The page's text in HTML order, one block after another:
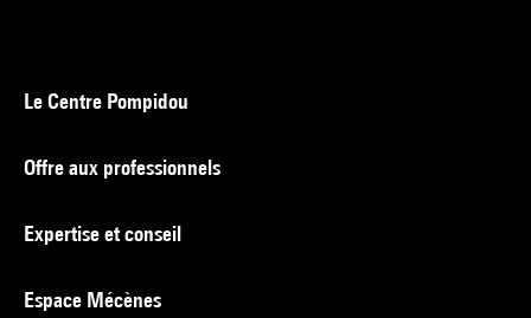
Le Centre Pompidou
Offre aux professionnels
Expertise et conseil
Espace Mécènes